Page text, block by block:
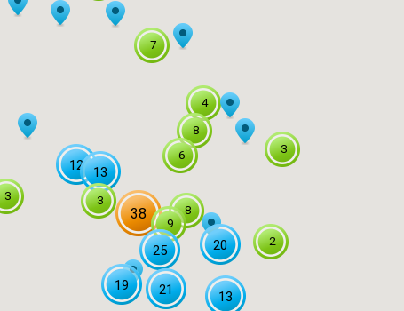
6
2
8
3
4
3
8
9
3
7
21
25
19
13
20
13
12
38